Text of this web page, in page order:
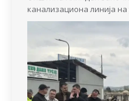
канализациона линија